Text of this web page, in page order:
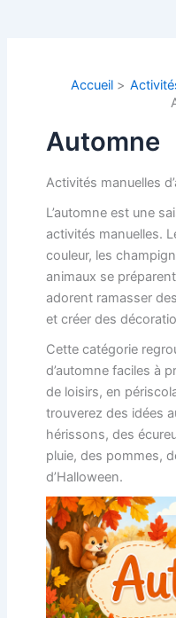
Accueil
Automne
Activités manuelles
L’automne est une
activités manuelles.
couleur, les
animaux se
adorent ramasser
et créer des
Cette catégorie
d’automne faciles à
de loisirs, en
trouverez des idées
hérissons, des
pluie, des pommes,
d’Halloween.